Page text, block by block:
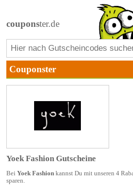
couponster.de
Yoek Fashion Gutscheine
Bei Yoek Fashionkannst Du mit unseren 4
sparen.